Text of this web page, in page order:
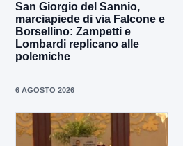
San Giorgio del Sannio,
marciapiede di via Falcone e
Borsellino: Zampetti e
Lombardi replicano alle
polemiche
6 AGOSTO 2026